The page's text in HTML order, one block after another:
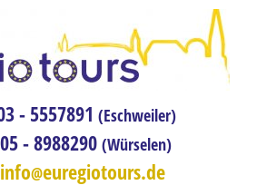
- 5557891 (Eschweiler)
- 8988290 (Würselen)
info euregiotours.de